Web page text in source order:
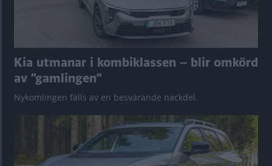
Kia utmanar i kombiklassen – blir omkörd
av ”gamlingen”
Nykomlingen fälls av en besvärande nackdel.